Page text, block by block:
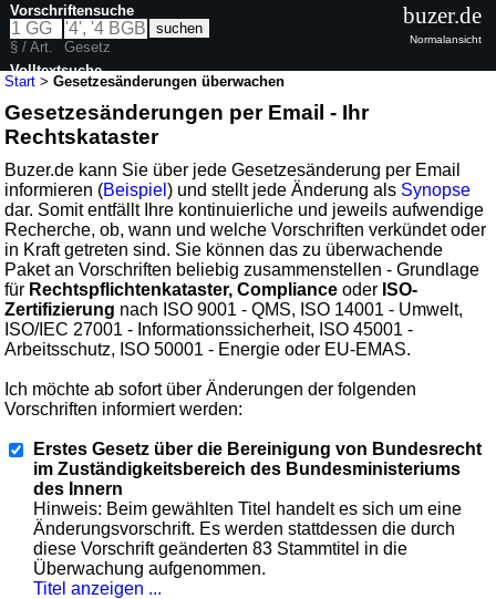
Start >Gesetzesänderungen überwachen
Gesetzesänderungen per Email - Ihr
Rechtskataster
Buzer.de kann Sie über jede Gesetzesänderung per Email
informieren (Beispiel) und stellt jede Änderung als Synopse
dar. Somit entfällt Ihre kontinuierliche und jeweils aufwendige
Recherche, ob, wann und welche Vorschriften verkündet oder
in Kraft getreten sind. Sie können das zu überwachende
Paket an Vorschriften beliebig zusammenstellen - Grundlage
für Rechtspflichtenkataster, Compliance oder ISO-
Zertifizierung nach ISO 9001 - QMS, ISO 14001 - Umwelt,
ISO/IEC 27001 - Informationssicherheit, ISO 45001 -
Arbeitsschutz, ISO 50001 - Energie oder EU-EMAS.
Ich möchte ab sofort über Änderungen der folgenden
Vorschriften informiert werden:
Erstes Gesetz über die Bereinigung von Bundesrecht
im Zuständigkeitsbereich des Bundesministeriums
des Innern
Hinweis: Beim gewählten Titel handelt es sich um eine
Änderungsvorschrift. Es werden stattdessen die durch
diese Vorschrift geänderten 83 Stammtitel in die
Überwachung aufgenommen.
Titel anzeigen ...
Vorschriftensuche
§ / Art.
Gesetz
Volltextsuche
buzer.de
Normalansicht